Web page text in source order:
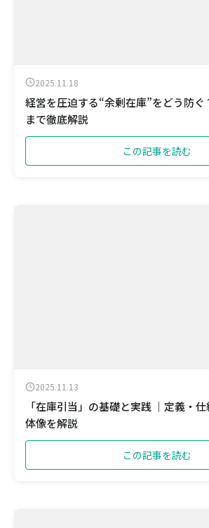
2025.11.18
経営を圧迫する“余剰在庫”をどう防
まで徹底解説
この記事を読む
2025.11.13
「在庫引当」の基礎と実践 ｜定義・
体像を解説
この記事を読む